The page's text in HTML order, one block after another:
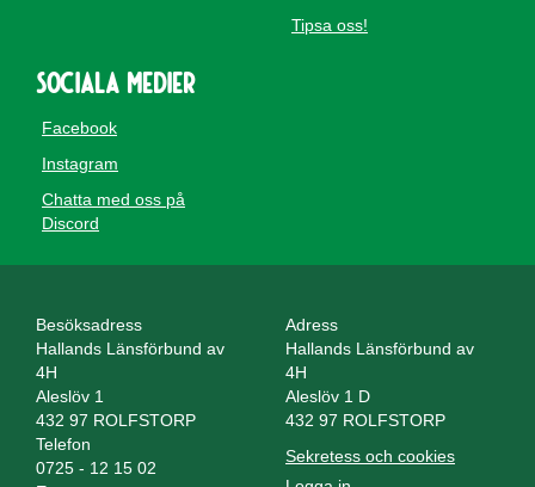
Tipsa oss!
Sociala medier
Facebook
Instagram
Chatta med oss på
Discord
Besöksadress
Hallands Länsförbund av
4H
Aleslöv 1
432 97 ROLFSTORP
Adress
Hallands Länsförbund av
4H
Aleslöv 1 D
432 97 ROLFSTORP
Telefon
0725 - 12 15 02
Sekretess och cookies